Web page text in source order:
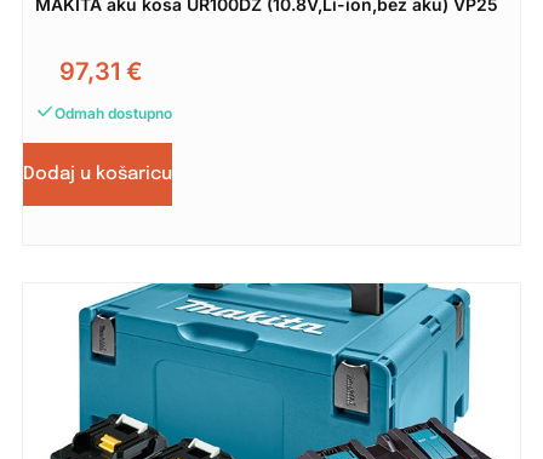
97,31 €
Odmah dostupno
Dodaj u košaricu